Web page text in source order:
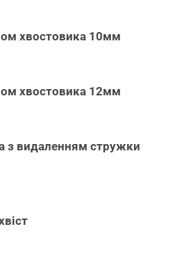
хвостовика 10мм
хвостовика 12мм
з видаленням стружки